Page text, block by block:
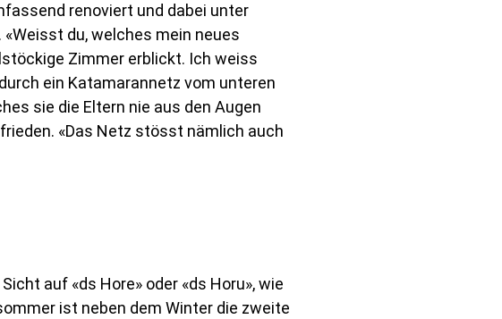
renoviert und dabei unter
du, welches mein neues
Zimmer erblickt. Ich weiss
ein Katamarannetz vom unteren
sie die Eltern nie aus den Augen
«Das Netz stösst nämlich auch
auf «ds Hore» oder «ds Horu», wie
ist neben dem Winter die zweite